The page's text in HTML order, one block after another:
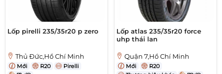
Lốp pirelli 235/35r20 p zero
Thủ Đức,Hồ Chí Minh
Mới R20
Pirelli
Lốp atlas 235/35r20 force
uhp thái lan
Quận 7,Hồ Chí Minh
Mới
R20